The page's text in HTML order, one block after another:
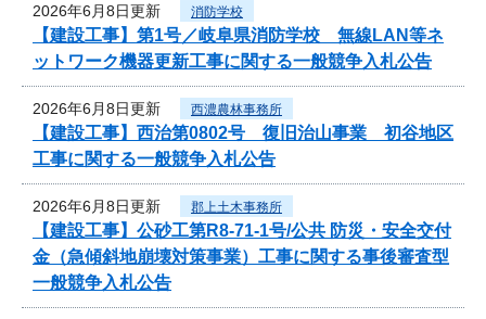
2026年6月8日更新 消防学校
【建設工事】第1号／岐阜県消防学校 無線LAN等ネ
ットワーク機器更新工事に関する一般競争入札公告
2026年6月8日更新 西濃農林事務所
【建設工事】西治第0802号 復旧治山事業 初谷地区
工事に関する一般競争入札公告
2026年6月8日更新 郡上土木事務所
【建設工事】公砂工第R8-71-1号/公共 防災・安全交付
金（急傾斜地崩壊対策事業）工事に関する事後審査型
一般競争入札公告